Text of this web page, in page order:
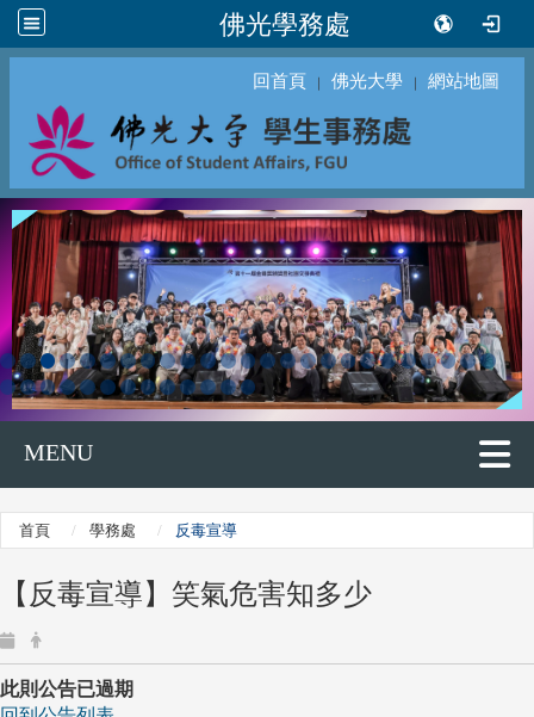
佛光學務處
回首頁 ｜ 佛光大學 ｜ 網站地圖
MENU
首頁 學務處 反毒宣導
【反毒宣導】笑氣危害知多少
此則公告已過期